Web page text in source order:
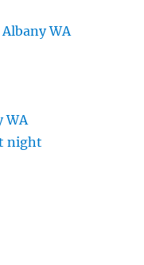
WA
WA
night